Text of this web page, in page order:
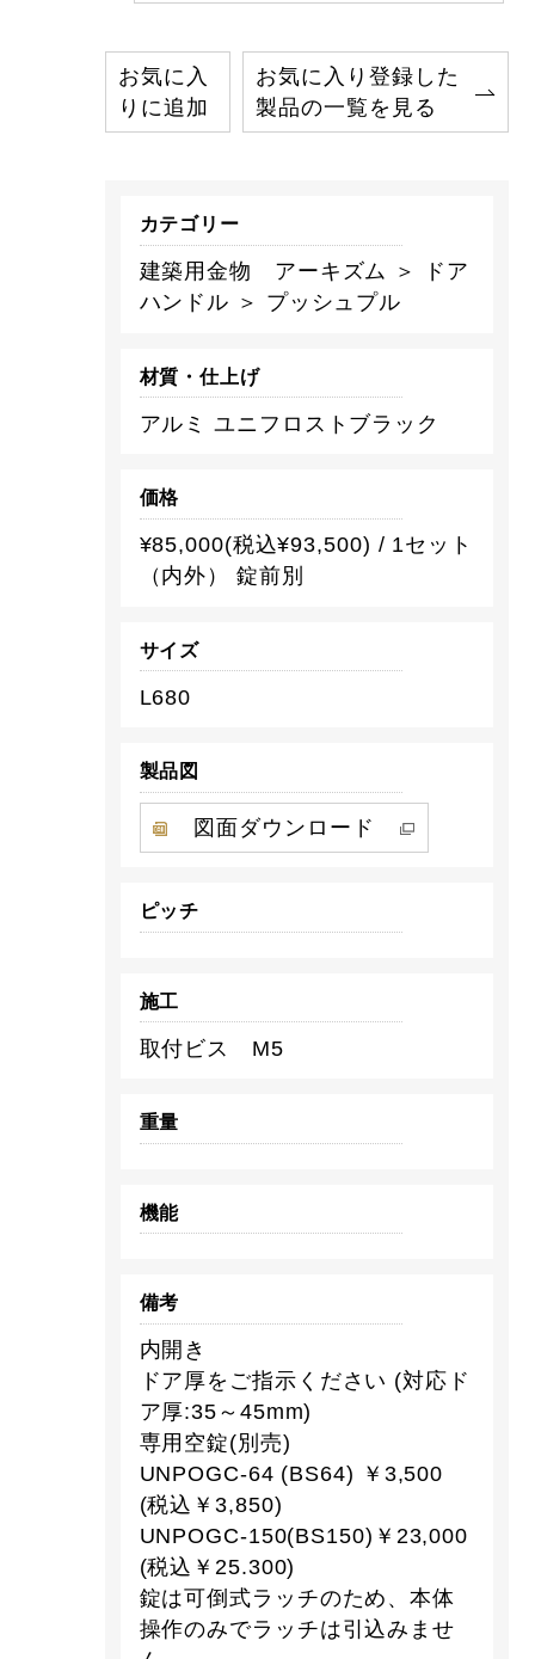
お気に入
りに追加
お気に入り登録した
製品の一覧を見る
カテゴリー
建築用金物 アーキズム ＞ ドア
ハンドル ＞ プッシュプル
材質・仕上げ
アルミ ユニフロストブラック
価格
¥85,000(税込¥93,500) / 1セット
（内外） 錠前別
サイズ
L680
製品図
図面ダウンロード
ピッチ
施工
取付ビス M5
重量
機能
備考
内開き
ドア厚をご指示ください (対応ド
ア厚:35～45mm)
専用空錠(別売)
UNPOGC-64 (BS64) ￥3,500
(税込￥3,850)
UNPOGC-150(BS150)￥23,000
(税込￥25.300)
錠は可倒式ラッチのため、本体
操作のみでラッチは引込みませ